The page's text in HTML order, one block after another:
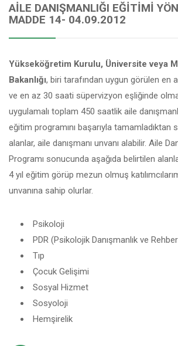
AILE DANIŞMANLIĞI EĞITIMI
MADDE 14- 04.09.2012
Yükseköğretim Kurulu, Üniversite veya
Bakanlığı, biri tarafından uygun görülen en
ve en az 30 saati süpervizyon eşliğinde
uygulamalı toplam 450 saatlik aile
eğitim programını başarıyla tamamladıktan
alanlar, aile danışmanı unvanı alabilir. Aile
Programı sonucunda aşağıda belirtilen
4 yıl eğitim görüp mezun olmuş
unvanına sahip olurlar.
Psikoloji
PDR (Psikolojik Danışmanlık ve
Tıp
Çocuk Gelişimi
Sosyal Hizmet
Sosyoloji
Hemşirelik